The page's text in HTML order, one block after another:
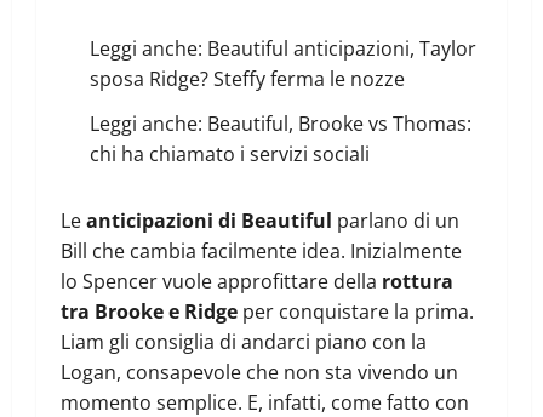
Leggi anche: Beautiful anticipazioni, Taylor
sposa Ridge? Steffy ferma le nozze
Leggi anche: Beautiful, Brooke vs Thomas:
chi ha chiamato i servizi sociali
Leanticipazioni di Beautiful parlano di un
Bill che cambia facilmente idea. Inizialmente
lo Spencer vuole approfittare della rottura
tra Brooke e Ridge per conquistare la prima.
Liam gli consiglia di andarci piano con la
Logan, consapevole che non sta vivendo un
momento semplice. E, infatti, come fatto con